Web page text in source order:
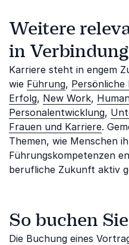
Weitere
in
Karriere steht in engem
wie Führung, Persönliche
Erfolg, New Work,
Personalentwicklung,
Frauen und Karriere.
Themen, wie Menschen
Führungskompetenzen
berufliche Zukunft aktiv
So buchen
Die Buchung eines